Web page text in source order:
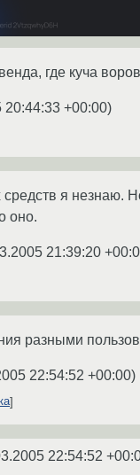
где куча
20:44:33 +00:00)
средств я незнаю.
оно.
21:39:20
разными
22:54:52 +00:00)
22:54:52